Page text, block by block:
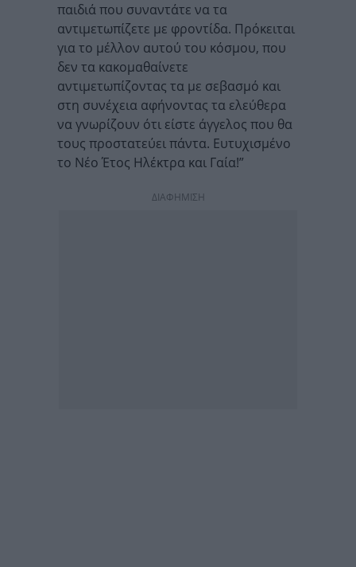
παιδιά που συναντάτε να τα
αντιμετωπίζετε με φροντίδα. Πρόκειται
για το μέλλον αυτού του κόσμου, που
δεν τα κακομαθαίνετε
αντιμετωπίζοντας τα με σεβασμό και
στη συνέχεια αφήνοντας τα ελεύθερα
να γνωρίζουν ότι είστε άγγελος που θα
τους προστατεύει πάντα. Ευτυχισμένο
το Νέο Έτος Ηλέκτρα και Γαία!”
ΔΙΑΦΗΜΙΣΗ